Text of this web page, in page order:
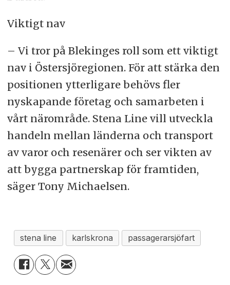
Viktigt nav
– Vi tror på Blekinges roll som ett viktigt
nav i Östersjöregionen. För att stärka den
positionen ytterligare behövs fler
nyskapande företag och samarbeten i
vårt närområde. Stena Line vill utveckla
handeln mellan länderna och transport
av varor och resenärer och ser vikten av
att bygga partnerskap för framtiden,
säger Tony Michaelsen.
stena line karlskrona passagerarsjöfart